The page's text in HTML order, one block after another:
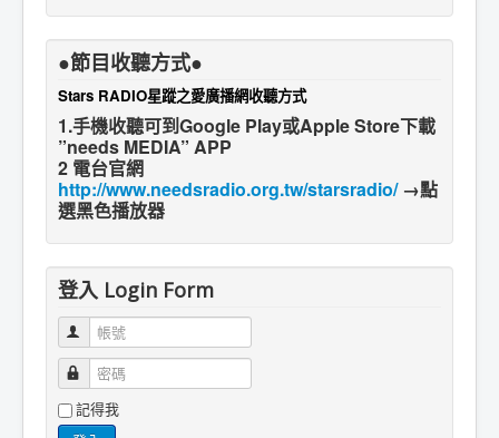
●節目收聽方式●
Stars RADIO星蹤之愛廣播網收聽方式
1.手機收聽可到Google Play或Apple Store下載
”needs MEDIA” APP
2 電台官網
http://www.needsradio.org.tw/starsradio/→點
選黑色播放器
登入 Login Form
帳號
密碼
記得我